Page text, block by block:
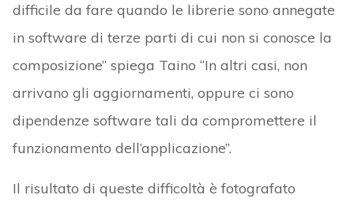
difficile da fare quando le librerie sono annegate
in software di terze parti di cui non si conosce la
composizione” spiega Taino “In altri casi, non
arrivano gli aggiornamenti, oppure ci sono
dipendenze software tali da compromettere il
funzionamento dell’applicazione”.
Il risultato di queste difficoltà è fotografato